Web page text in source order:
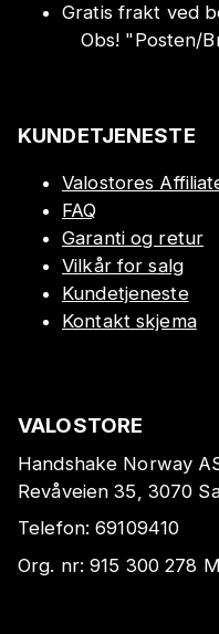
Gratis frakt ved
Obs! "Posten/
KUNDETJENESTE
Valostores
FAQ
Garanti og retur
Vilkår for salg
Kundetjeneste
Kontakt skjema
VALOSTORE
Handshake Norway
Revåveien 35, 3070
Telefon:69109410
Org. nr:915 300 278